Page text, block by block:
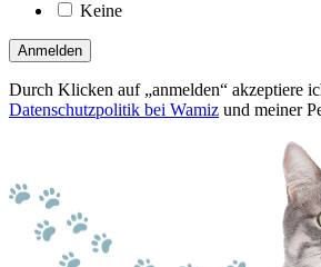
Keine
Anmelden
Durch Klicken auf „anmelden“ akzeptiere
Datenschutzpolitik bei Wamiz und meiner